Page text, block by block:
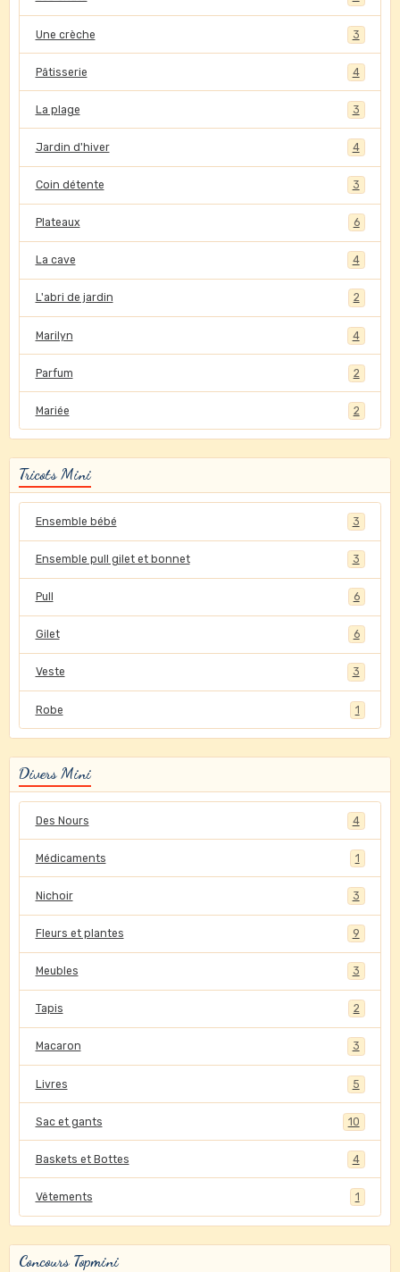
Une crèche 3
Pâtisserie 4
La plage 3
Jardin d'hiver 4
Coin détente 3
Plateaux 6
La cave 4
L'abri de jardin 2
Marilyn 4
Parfum 2
Mariée 2
Tricots Mini
Ensemble bébé 3
Ensemble pull gilet et bonnet 3
Pull 6
Gilet 6
Veste 3
Robe 1
Divers Mini
Des Nours 4
Médicaments 1
Nichoir 3
Fleurs et plantes 9
Meubles 3
Tapis 2
Macaron 3
Livres 5
Sac et gants 10
Baskets et Bottes 4
Vêtements 1
Concours Topmini